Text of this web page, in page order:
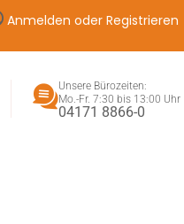
Anmelden oder Registrieren
Unsere Bürozeiten:
Mo.-Fr. 7:30 bis 13:00 Uhr
04171 8866-0